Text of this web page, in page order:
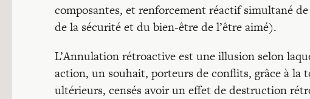
composantes, et renforcement réactif simultané
de la sécurité et du bien-être de l’être aimé).
L’Annulation rétroactive est une illusion selon
action, un souhait, porteurs de conflits, grâce à la
ultérieurs, censés avoir un effet de destruction